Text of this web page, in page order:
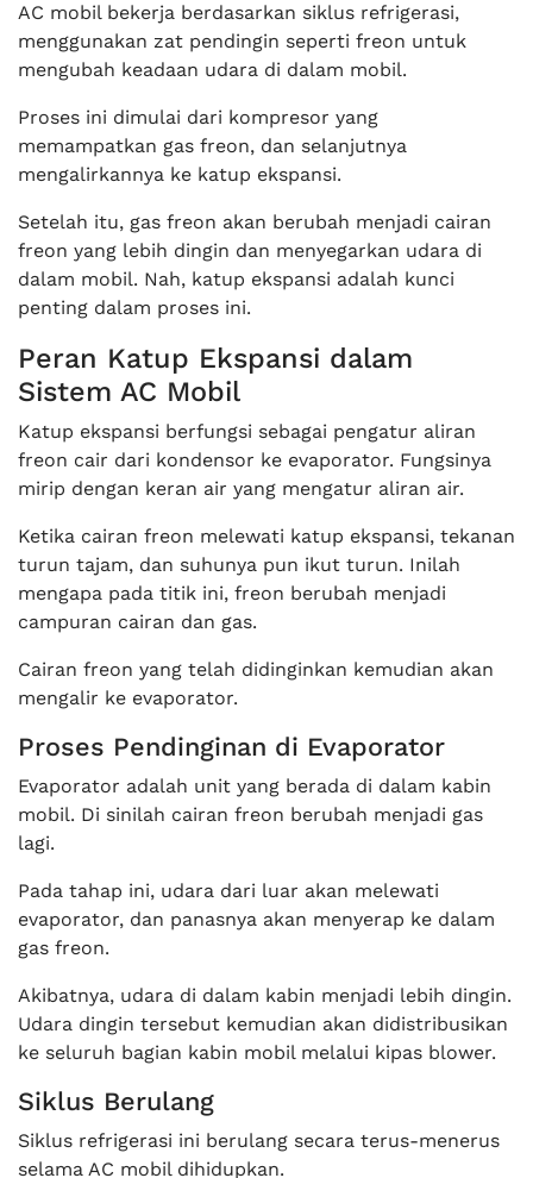
AC mobil bekerja berdasarkan siklus refrigerasi,
menggunakan zat pendingin seperti freon untuk
mengubah keadaan udara di dalam mobil.
Proses ini dimulai dari kompresor yang
memampatkan gas freon, dan selanjutnya
mengalirkannya ke katup ekspansi.
Setelah itu, gas freon akan berubah menjadi cairan
freon yang lebih dingin dan menyegarkan udara di
dalam mobil. Nah, katup ekspansi adalah kunci
penting dalam proses ini.
Peran Katup Ekspansi dalam
Sistem AC Mobil
Katup ekspansi berfungsi sebagai pengatur aliran
freon cair dari kondensor ke evaporator. Fungsinya
mirip dengan keran air yang mengatur aliran air.
Ketika cairan freon melewati katup ekspansi, tekanan
turun tajam, dan suhunya pun ikut turun. Inilah
mengapa pada titik ini, freon berubah menjadi
campuran cairan dan gas.
Cairan freon yang telah didinginkan kemudian akan
mengalir ke evaporator.
Proses Pendinginan di Evaporator
Evaporator adalah unit yang berada di dalam kabin
mobil. Di sinilah cairan freon berubah menjadi gas
lagi.
Pada tahap ini, udara dari luar akan melewati
evaporator, dan panasnya akan menyerap ke dalam
gas freon.
Akibatnya, udara di dalam kabin menjadi lebih dingin.
Udara dingin tersebut kemudian akan didistribusikan
ke seluruh bagian kabin mobil melalui kipas blower.
Siklus Berulang
Siklus refrigerasi ini berulang secara terus-menerus
selama AC mobil dihidupkan.